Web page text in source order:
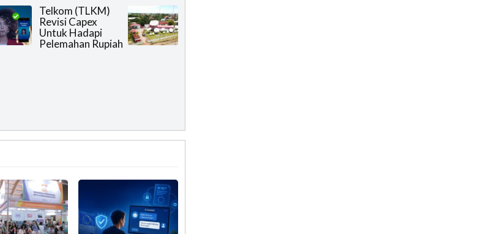
Telkom (TLKM)
Revisi Capex
Untuk Hadapi
Pelemahan Rupiah